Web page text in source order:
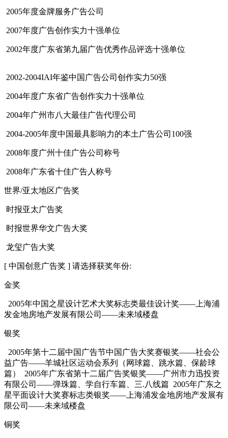
2005年度金牌服务广告公司
2007年度广告创作实力十强单位
2002年度广东省第九届广告优秀作品评选十强单位
2002-2004IAI年鉴中国广告公司创作实力50强
2004年度广东省广告创作实力十强单位
2004年广州市八大最佳广告代理公司
2004-2005年度中国最具影响力的本土广告公司100强
2008年度广州十佳广告公司称号
2008年广东省十佳广告人称号
世界/亚太地区广告奖
时报亚太广告奖
时报世界华文广告大奖
龙玺广告大奖
[ 中国创意广告奖 ] 请选择获奖年份:
金奖
2005年中国之星设计艺术大奖标志类最佳设计奖——上海浦
发金地房地产发展有限公司——未来域楼盘
银奖
2005年第十二届中国广告节中国广告大奖赛银奖——社会公
益广告——羊城社区运动会系列（网球篇、跳水篇、保龄球
篇） 2005年广东省第十二届广告奖银奖——广州市力迅投资
有限公司——弹珠篇、学自行车篇、三.八线篇 2005年广东之
星平面设计大奖赛标志类银奖——上海浦发金地房地产发展有
限公司——未来域楼盘
铜奖